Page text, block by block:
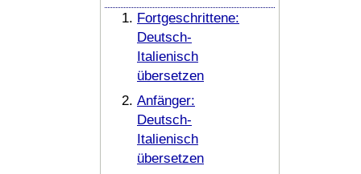
Fortgeschrittene:
Deutsch-
Italienisch
übersetzen
Anfänger:
Deutsch-
Italienisch
übersetzen